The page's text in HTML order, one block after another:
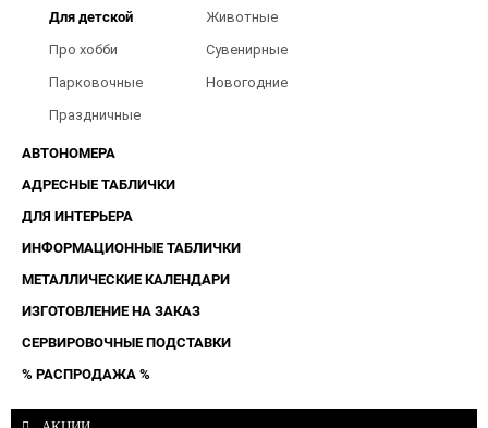
Для детской
Животные
Про хобби
Сувенирные
Парковочные
Новогодние
Праздничные
АВТОНОМЕРА
АДРЕСНЫЕ ТАБЛИЧКИ
ДЛЯ ИНТЕРЬЕРА
ИНФОРМАЦИОННЫЕ ТАБЛИЧКИ
МЕТАЛЛИЧЕСКИЕ КАЛЕНДАРИ
ИЗГОТОВЛЕНИЕ НА ЗАКАЗ
СЕРВИРОВОЧНЫЕ ПОДСТАВКИ
% РАСПРОДАЖА %